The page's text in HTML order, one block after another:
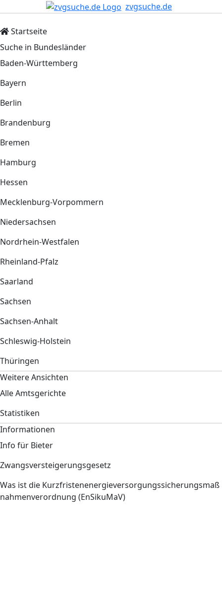
zvgsuche.de
Startseite
Suche in Bundesländer
Baden-Württemberg
Bayern
Berlin
Brandenburg
Bremen
Hamburg
Hessen
Mecklenburg-Vorpommern
Niedersachsen
Nordrhein-Westfalen
Rheinland-Pfalz
Saarland
Sachsen
Sachsen-Anhalt
Schleswig-Holstein
Thüringen
Weitere Ansichten
Alle Amtsgerichte
Statistiken
Informationen
Info für Bieter
Zwangsversteigerungsgesetz
Was ist die Kurzfristenenergieversorgungssicherungsmaß
nahmenverordnung (EnSikuMaV)